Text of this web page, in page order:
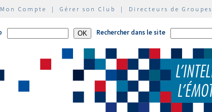
Mon Compte | Gérer son Club | Directeurs de Groupes
Rechercher dans le site